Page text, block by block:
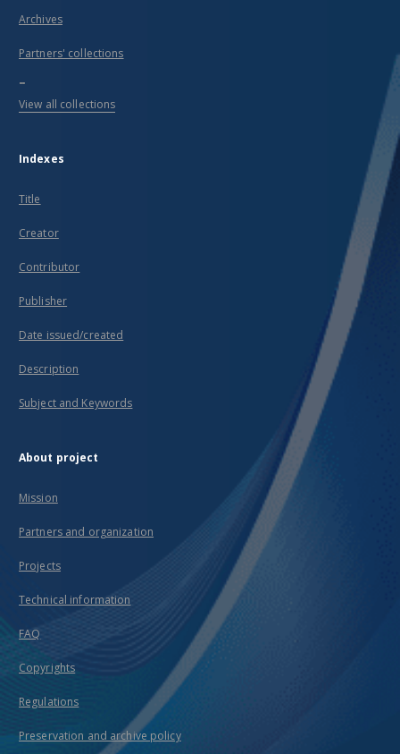
Archives
Partners' collections
...
View all collections
Indexes
Title
Creator
Contributor
Publisher
Date issued/created
Description
Subject and Keywords
About project
Mission
Partners and organization
Projects
Technical information
FAQ
Copyrights
Regulations
Preservation and archive policy